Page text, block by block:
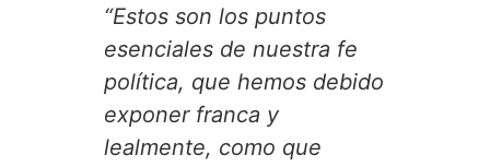
“Estos son los puntos
esenciales de nuestra fe
política, que hemos debido
exponer franca y
lealmente, como que